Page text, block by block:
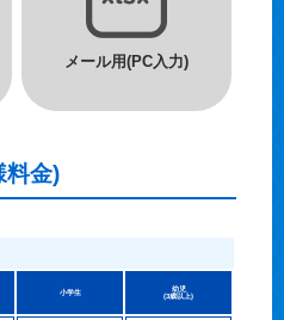
メール用(PC入力)
料金)
小学生
幼児
(3歳以上)